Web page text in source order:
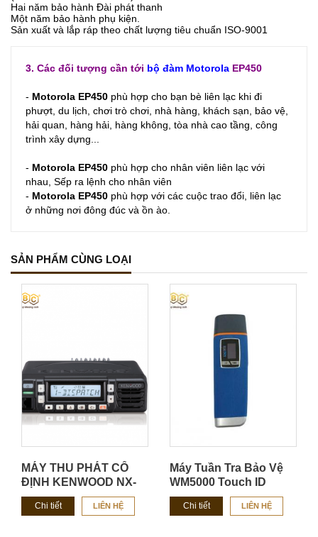
Hai năm bảo hành Đài phát thanh
Một năm bảo hành phụ kiện.
Sản xuất và lắp ráp theo chất lượng tiêu chuẩn ISO-9001
3. Các đối tượng cần tới bộ đàm Motorola EP450
- Motorola EP450 phù hợp cho bạn bè liên lạc khi đi
phượt, du lịch, chơi trò chơi, nhà hàng, khách sạn, bảo vệ,
hải quan, hàng hải, hàng không, tòa nhà cao tầng, công
trình xây dựng...
- Motorola EP450 phù hợp cho nhân viên liên lạc với
nhau, Sếp ra lệnh cho nhân viên
- Motorola EP450 phù hợp với các cuộc trao đổi, liên lạc
ở những nơi đông đúc và ồn ào.
SẢN PHẨM CÙNG LOẠI
MÁY THU PHÁT CỐ
ĐỊNH KENWOOD NX-
1700H/ NX-1800H
CHÍNH HÃNG
Chi tiết LIÊN HỆ
Máy Tuần Tra Bảo Vệ
WM5000 Touch ID
Chi tiết LIÊN HỆ